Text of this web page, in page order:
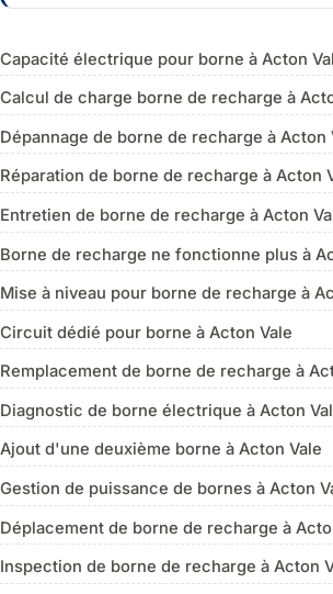
Capacité électrique pour borne à Acton
Calcul de charge borne de recharge à
Dépannage de borne de recharge à Acton
Réparation de borne de recharge à Acton
Entretien de borne de recharge à Acton
Borne de recharge ne fonctionne plus à
Mise à niveau pour borne de recharge à
Circuit dédié pour borne à Acton Vale
Remplacement de borne de recharge à
Diagnostic de borne électrique à Acton
Ajout d'une deuxième borne à Acton Vale
Gestion de puissance de bornes à Acton
Déplacement de borne de recharge à
Inspection de borne de recharge à Acton